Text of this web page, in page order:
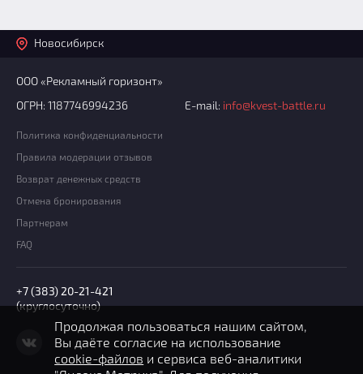
Новосибирск
ООО «Рекламный горизонт»
ОГРН: 1187746994236
E-mail: info@kvest-battle.ru
Политика конфиденциальности
Правила модерации отзывов
Возврат денежных средств
Отмена бронирования
Партнерам
FAQ
+7 (383) 20-21-421
(круглосуточно)
Продолжая пользоваться нашим сайтом,
Вы даёте согласие на использование
cookie-файлов и сервиса веб-аналитики